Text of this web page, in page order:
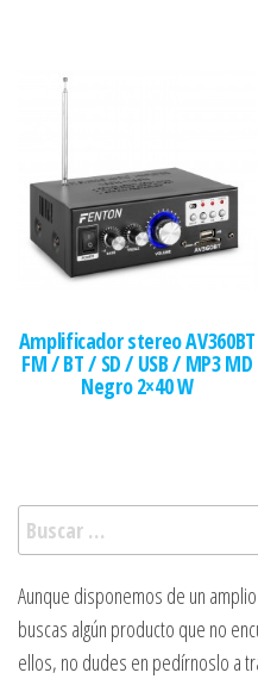
Amplificador stereo AV360BT
FM / BT / SD / USB / MP3 MD
Negro 2×40 W
Buscar:
Aunque disponemos de un
buscas algún producto que no
ellos, no dudes en pedírnoslo a